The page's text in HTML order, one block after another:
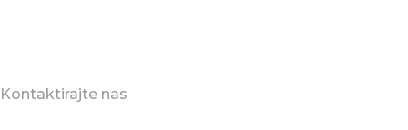
Kontaktirajte nas